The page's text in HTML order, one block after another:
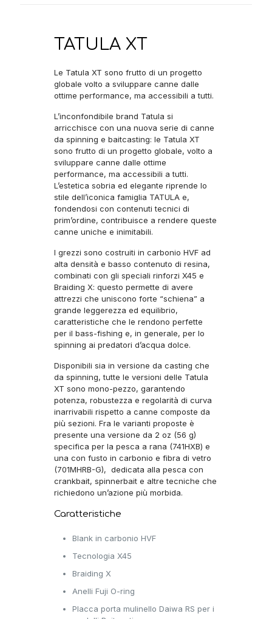
TATULA XT
Le Tatula XT sono frutto di un progetto
globale volto a sviluppare canne dalle
ottime performance, ma accessibili a tutti.
L’inconfondibile brand Tatula si
arricchisce con una nuova serie di canne
da spinning e baitcasting: le Tatula XT
sono frutto di un progetto globale, volto a
sviluppare canne dalle ottime
performance, ma accessibili a tutti.
L’estetica sobria ed elegante riprende lo
stile dell’iconica famiglia TATULA e,
fondendosi con contenuti tecnici di
prim’ordine, contribuisce a rendere queste
canne uniche e inimitabili.
I grezzi sono costruiti in carbonio HVF ad
alta densità e basso contenuto di resina,
combinati con gli speciali rinforzi X45 e
Braiding X: questo permette di avere
attrezzi che uniscono forte “schiena” a
grande leggerezza ed equilibrio,
caratteristiche che le rendono perfette
per il bass-fishing e, in generale, per lo
spinning ai predatori d’acqua dolce.
Disponibili sia in versione da casting che
da spinning, tutte le versioni delle Tatula
XT sono mono-pezzo, garantendo
potenza, robustezza e regolarità di curva
inarrivabili rispetto a canne composte da
più sezioni. Fra le varianti proposte è
presente una versione da 2 oz (56 g)
specifica per la pesca a rana (741HXB) e
una con fusto in carbonio e fibra di vetro
(701MHRB-G), dedicata alla pesca con
crankbait, spinnerbait e altre tecniche che
richiedono un’azione più morbida.
Caratteristiche
Blank in carbonio HVF
Tecnologia X45
Braiding X
Anelli Fuji O-ring
Placca porta mulinello Daiwa RS per i